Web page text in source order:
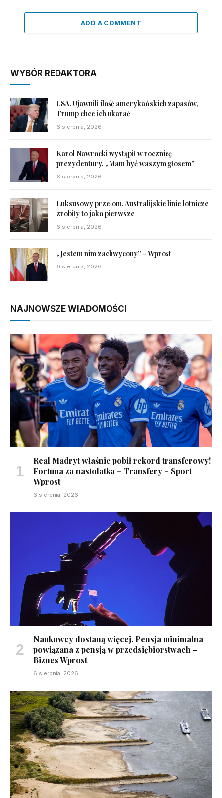
ADD A COMMENT
WYBÓR REDAKTORA
USA. Ujawnili ilość amerykańskich zapasów,
Trump chce ich ukarać
6 sierpnia, 2026
Karol Nawrocki wystąpił w rocznicę
prezydentury. „Mam być waszym głosem”
6 sierpnia, 2026
Luksusowy przełom. Australijskie linie lotnicze
zrobiły to jako pierwsze
6 sierpnia, 2026
„Jestem nim zachwycony” – Wprost
6 sierpnia, 2026
NAJNOWSZE WIADOMOŚCI
Real Madryt właśnie pobił rekord transferowy!
Fortuna za nastolatka – Transfery – Sport
Wprost
6 sierpnia, 2026
Naukowcy dostaną więcej. Pensja minimalna
powiązana z pensją w przedsiębiorstwach –
Biznes Wprost
6 sierpnia, 2026